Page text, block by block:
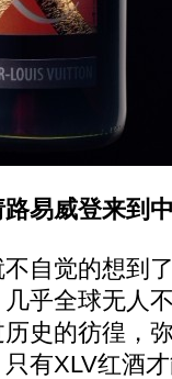
易威登来到
觉的想到
乎全球无人
史的彷徨，
有XLV红酒